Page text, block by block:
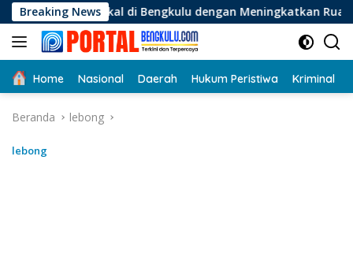
Langsung
ke
konten
Breaking News
di Bengkulu dengan Meningkatkan Ruang Publik dan
Home Nasional Daerah Hukum Peristiwa Kriminal
Beranda lebong
lebong